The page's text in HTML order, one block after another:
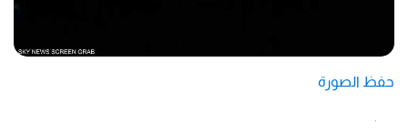
حفظ الصورة